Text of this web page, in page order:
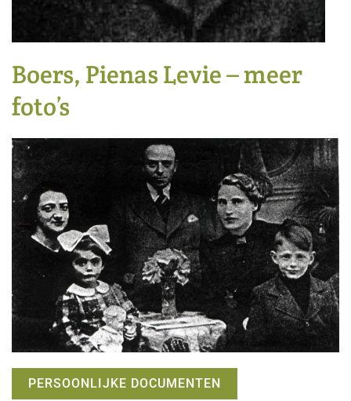
Boers, Pienas Levie – meer
foto’s
PERSOONLIJKE DOCUMENTEN